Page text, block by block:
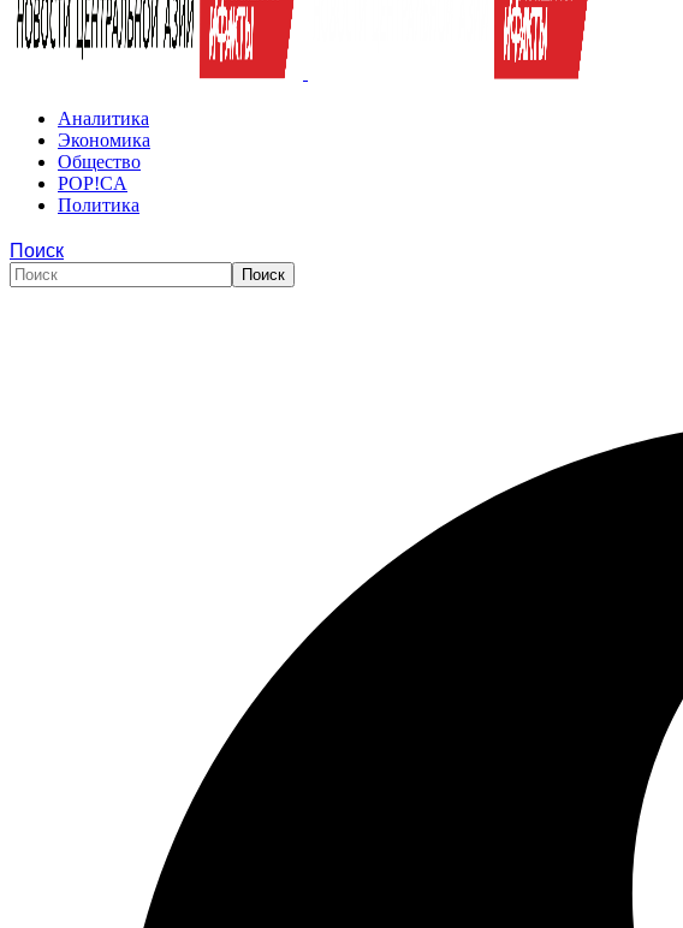
Аналитика
Экономика
Общество
POP!CA
Политика
Поиск